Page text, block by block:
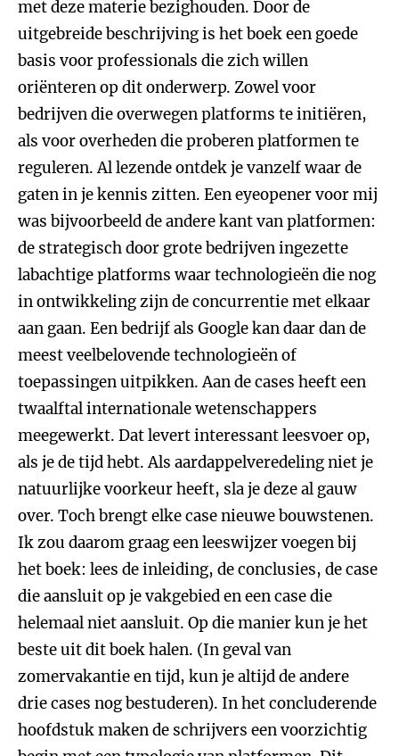
met deze materie bezighouden. Door de
uitgebreide beschrijving is het boek een goede
basis voor professionals die zich willen
oriënteren op dit onderwerp. Zowel voor
bedrijven die overwegen platforms te initiëren,
als voor overheden die proberen platformen te
reguleren. Al lezende ontdek je vanzelf waar de
gaten in je kennis zitten. Een eyeopener voor mij
was bijvoorbeeld de andere kant van platformen:
de strategisch door grote bedrijven ingezette
labachtige platforms waar technologieën die nog
in ontwikkeling zijn de concurrentie met elkaar
aan gaan. Een bedrijf als Google kan daar dan de
meest veelbelovende technologieën of
toepassingen uitpikken. Aan de cases heeft een
twaalftal internationale wetenschappers
meegewerkt. Dat levert interessant leesvoer op,
als je de tijd hebt. Als aardappelveredeling niet je
natuurlijke voorkeur heeft, sla je deze al gauw
over. Toch brengt elke case nieuwe bouwstenen.
Ik zou daarom graag een leeswijzer voegen bij
het boek: lees de inleiding, de conclusies, de case
die aansluit op je vakgebied en een case die
helemaal niet aansluit. Op die manier kun je het
beste uit dit boek halen. (In geval van
zomervakantie en tijd, kun je altijd de andere
drie cases nog bestuderen). In het concluderende
hoofdstuk maken de schrijvers een voorzichtig